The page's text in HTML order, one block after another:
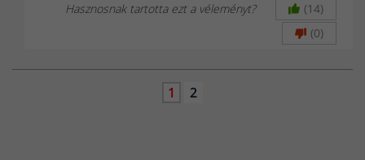
Hasznosnak tartotta ezt a véleményt?
(14)
(0)
1 2